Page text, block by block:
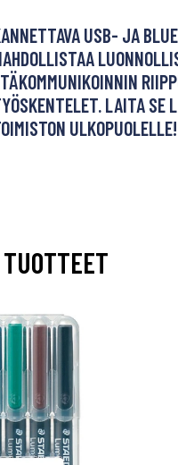
USB- JA
LAITA SE
ULKOPUOLELLE!